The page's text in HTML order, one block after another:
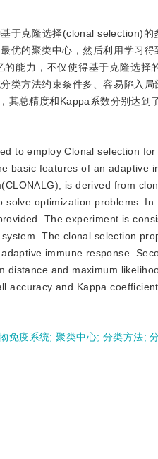
于克隆选择(clonal selection)
优的聚类中心，然后利用学习
能力，不仅使得基于克隆选择
类方法约束条件多、容易陷入
总精度和Kappa系数分别达到
to employ Clonal selection
basic features of an adaptive
is derived from
optimization problems.
The experiment is
The clonal selection
immune response.
and maximum
and Kappa
免疫系统;聚类中心; 分类方法;